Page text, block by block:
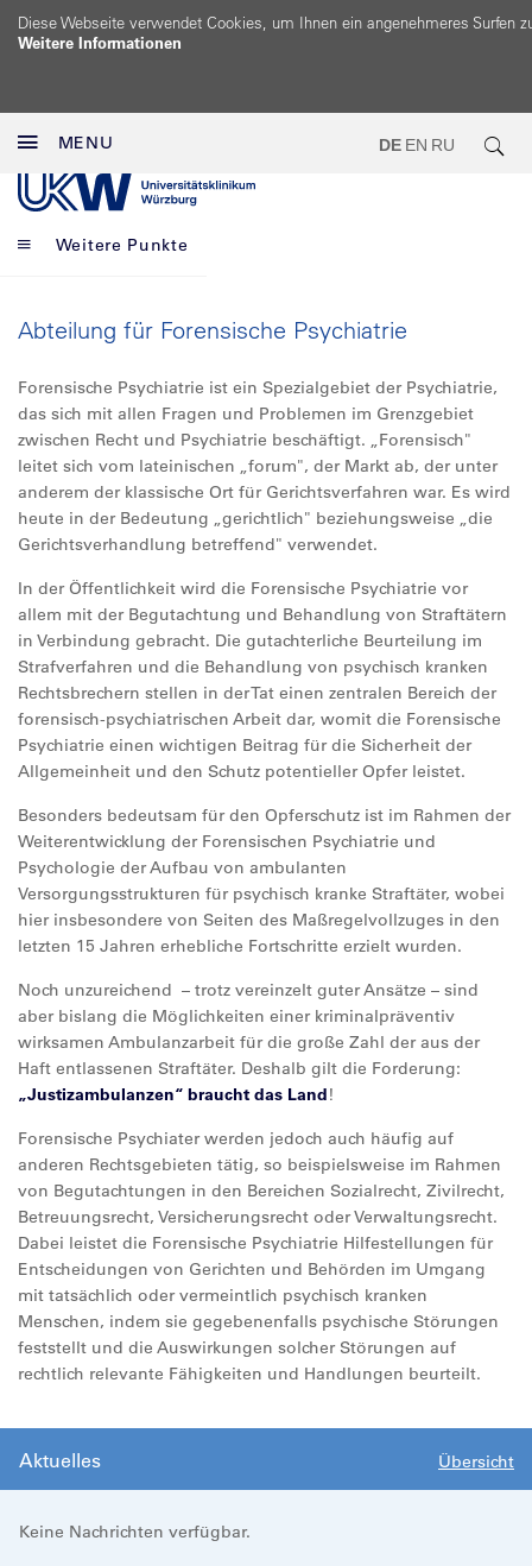
Diese Webseite verwendet Cookies, um Ihnen ein angenehmeres Surfen
Weitere Informationen
MENU DE EN RU
Weitere Punkte
Abteilung für Forensische Psychiatrie
Forensische Psychiatrie ist ein Spezialgebiet der Psychiatrie,
das sich mit allen Fragen und Problemen im Grenzgebiet
zwischen Recht und Psychiatrie beschäftigt. „Forensisch"
leitet sich vom lateinischen „forum", der Markt ab, der unter
anderem der klassische Ort für Gerichtsverfahren war. Es wird
heute in der Bedeutung „gerichtlich" beziehungsweise „die
Gerichtsverhandlung betreffend" verwendet.
In der Öffentlichkeit wird die Forensische Psychiatrie vor
allem mit der Begutachtung und Behandlung von Straftätern
in Verbindung gebracht. Die gutachterliche Beurteilung im
Strafverfahren und die Behandlung von psychisch kranken
Rechtsbrechern stellen in der Tat einen zentralen Bereich der
forensisch-psychiatrischen Arbeit dar, womit die Forensische
Psychiatrie einen wichtigen Beitrag für die Sicherheit der
Allgemeinheit und den Schutz potentieller Opfer leistet.
Besonders bedeutsam für den Opferschutz ist im Rahmen der
Weiterentwicklung der Forensischen Psychiatrie und
Psychologie der Aufbau von ambulanten
Versorgungsstrukturen für psychisch kranke Straftäter, wobei
hier insbesondere von Seiten des Maßregelvollzuges in den
letzten 15 Jahren erhebliche Fortschritte erzielt wurden.
Noch unzureichend – trotz vereinzelt guter Ansätze – sind
aber bislang die Möglichkeiten einer kriminalpräventiv
wirksamen Ambulanzarbeit für die große Zahl der aus der
Haft entlassenen Straftäter. Deshalb gilt die Forderung:
„Justizambulanzen“ braucht das Land!
Forensische Psychiater werden jedoch auch häufig auf
anderen Rechtsgebieten tätig, so beispielsweise im Rahmen
von Begutachtungen in den Bereichen Sozialrecht, Zivilrecht,
Betreuungsrecht, Versicherungsrecht oder Verwaltungsrecht.
Dabei leistet die Forensische Psychiatrie Hilfestellungen für
Entscheidungen von Gerichten und Behörden im Umgang
mit tatsächlich oder vermeintlich psychisch kranken
Menschen, indem sie gegebenenfalls psychische Störungen
feststellt und die Auswirkungen solcher Störungen auf
rechtlich relevante Fähigkeiten und Handlungen beurteilt.
Aktuelles Übersicht
Keine Nachrichten verfügbar.